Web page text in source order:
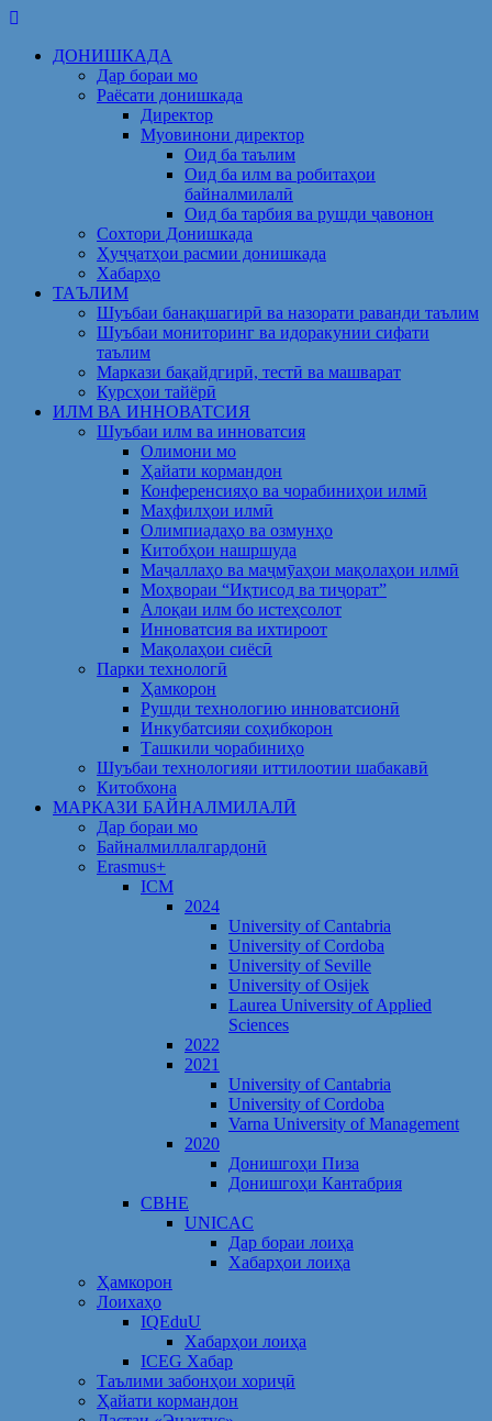
Skip
contentДОНИШКАДА
Дар бораи мо
Раёсати донишкада
Директор
Муовинони директор
Оид ба таълим
Оид ба илм ва робитаҳои
байналмилалӣ
Оид ба тарбия ва рушди ҷавонон
Сохтори Донишкада
Ҳуҷҷатҳои расмии донишкада
Хабарҳо
ТАЪЛИМ
Шуъбаи банақшагирӣ ва назорати раванди таълим
Шуъбаи мониторинг ва идоракунии сифати
таълим
Маркази бақайдгирӣ, тестӣ ва машварат
Курсҳои тайёрӣ
ИЛМ ВА ИННОВАТСИЯ
Шуъбаи илм ва инноватсия
Олимони мо
Ҳайати кормандон
Конференсияҳо ва чорабиниҳои илмӣ
Маҳфилҳои илмӣ
Олимпиадаҳо ва озмунҳо
Китобҳои нашршуда
Маҷаллаҳо ва маҷмӯаҳои мақолаҳои илмӣ
Моҳвораи “Иқтисод ва тиҷорат”
Алоқаи илм бо истеҳсолот
Инноватсия ва ихтироот
Мақолаҳои сиёсӣ
Парки технологӣ
Ҳамкорон
Рушди технологию инноватсионӣ
Инкубатсияи соҳибкорон
Ташкили чорабиниҳо
Шуъбаи технологияи иттилоотии шабакавӣ
Китобхона
МАРКАЗИ БАЙНАЛМИЛАЛӢ
Дар бораи мо
Байналмиллалгардонӣ
Erasmus+
ICM
2024
University of Cantabria
University of Cordoba
University of Seville
University of Osijek
Laurea University of Applied
Sciences
2022
2021
University of Cantabria
University of Cordoba
Varna University of Management
2020
Донишгоҳи Пиза
Донишгоҳи Кантабрия
CBHE
UNICAC
Дар бораи лоиҳа
Хабарҳои лоиҳа
Ҳамкорон
Лоихаҳо
IQEduU
Хабарҳои лоиҳа
ICEG Хабар
Таълими забонҳои хориҷӣ
Ҳайати кормандон